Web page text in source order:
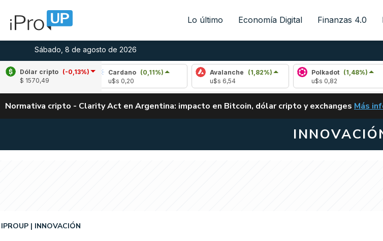
Lo último Economía Digital Finanzas 4.0
Sábado, 8 de agosto de 2026
Dólar cripto (-0,13%)
$ 1570,49
Cardano
(0,11%)
Avalanche
(1,82%)
Polkadot (1,48%)
Normativa cripto - Clarity Act en Argentina: impacto en Bitcoin, dólar cripto y exchanges Más
IPROUP INNOVACIÓN